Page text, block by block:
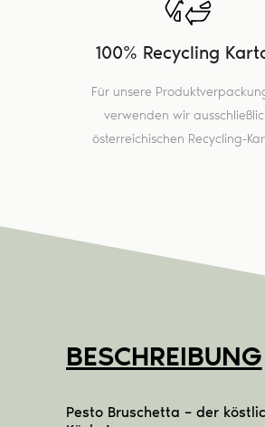
100% Recycling
Für unsere
verwenden wir
österreichischen Recycling-
BESCHREIBUNG
Pesto Bruschetta – der